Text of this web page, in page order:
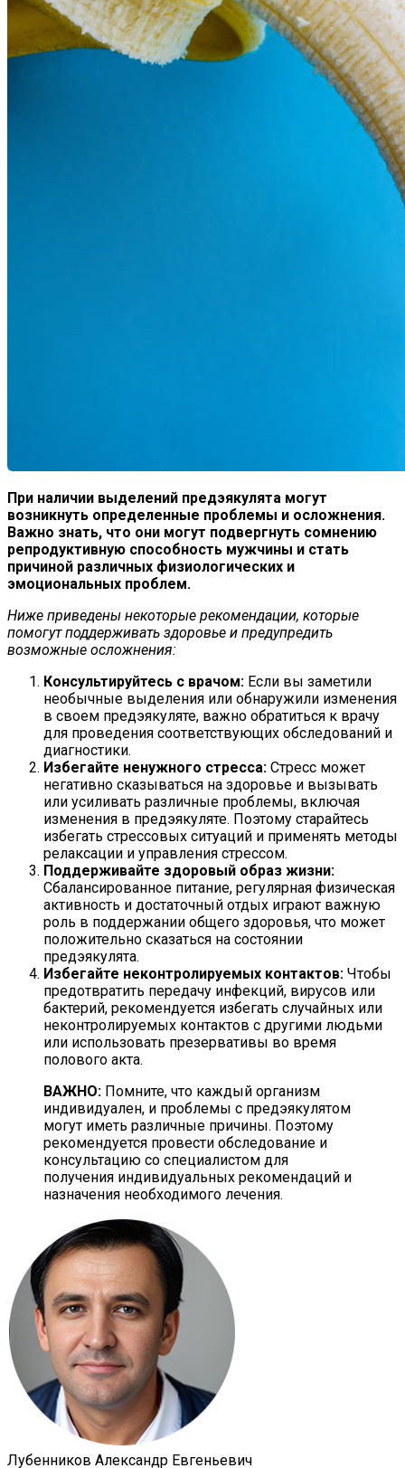
При наличии выделений предэякулята могут
возникнуть определенные проблемы и осложнения.
Важно знать, что они могут подвергнуть сомнению
репродуктивную способность мужчины и стать
причиной различных физиологических и
эмоциональных проблем.
Ниже приведены некоторые рекомендации, которые
помогут поддерживать здоровье и предупредить
возможные осложнения:
Консультируйтесь с врачом: Если вы заметили
необычные выделения или обнаружили изменения
в своем предэякуляте, важно обратиться к врачу
для проведения соответствующих обследований и
диагностики.
Избегайте ненужного стресса: Стресс может
негативно сказываться на здоровье и вызывать
или усиливать различные проблемы, включая
изменения в предэякуляте. Поэтому старайтесь
избегать стрессовых ситуаций и применять методы
релаксации и управления стрессом.
Поддерживайте здоровый образ жизни:
Сбалансированное питание, регулярная физическая
активность и достаточный отдых играют важную
роль в поддержании общего здоровья, что может
положительно сказаться на состоянии
предэякулята.
Избегайте неконтролируемых контактов: Чтобы
предотвратить передачу инфекций, вирусов или
бактерий, рекомендуется избегать случайных или
неконтролируемых контактов с другими людьми
или использовать презервативы во время
полового акта.
ВАЖНО: Помните, что каждый организм
индивидуален, и проблемы с предэякулятом
могут иметь различные причины. Поэтому
рекомендуется провести обследование и
консультацию со специалистом для
получения индивидуальных рекомендаций и
назначения необходимого лечения.
Лубенников Александр Евгеньевич